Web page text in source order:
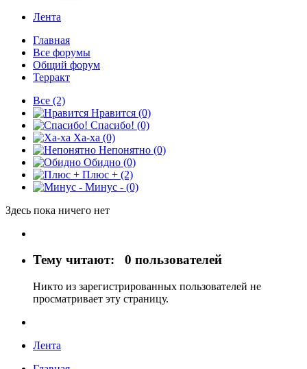
Лента
Главная
Все форумы
Общий форум
Терракт
Все (2)
Нравится (0)
Спасибо! (0)
Ха-ха (0)
Непонятно (0)
Обидно (0)
Плюс + (2)
Минус - (0)
Здесь пока ничего нет
Тему читают: 0 пользователей
Никто из зарегистрированных пользователей не
просматривает эту страницу.
Лента